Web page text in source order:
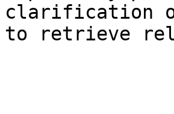
clarification